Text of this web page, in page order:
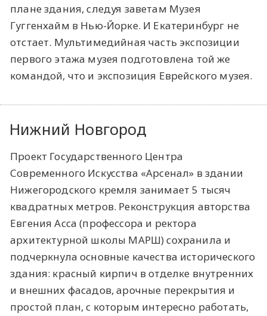
плане здания, следуя заветам Музея
Гуггенхайм в Нью-Йорке. И Екатеринбург не
отстает. Мультимедийная часть экспозиции
первого этажа музея подготовлена той же
командой, что и экспозиция Еврейского музея.
Нижний Новгород
Проект Государственного Центра
Современного Искусства «Арсенал» в здании
Нижегородского кремля занимает 5 тысяч
квадратных метров. Реконструкция авторства
Евгения Асса (профессора и ректора
архитектурной школы МАРШ) сохранила и
подчеркнула основные качества исторического
здания: красный кирпич в отделке внутренних
и внешних фасадов, арочные перекрытия и
простой план, с которым интересно работать,